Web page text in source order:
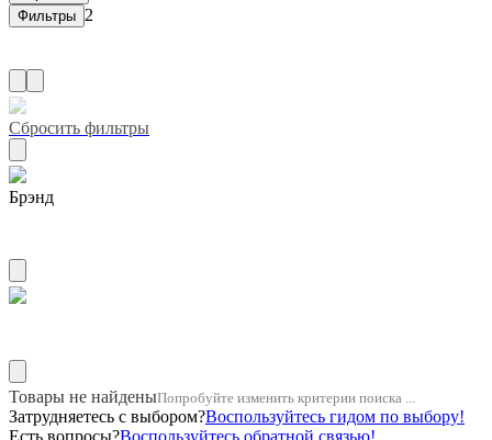
2
Сбросить фильтры
Брэнд
Товары не найденыПопробуйте изменить критерии поиска ...
Затрудняетесь с выбором?Воспользуйтесь гидом по выбору!
Есть вопросы?Воспользуйтесь обратной связью!